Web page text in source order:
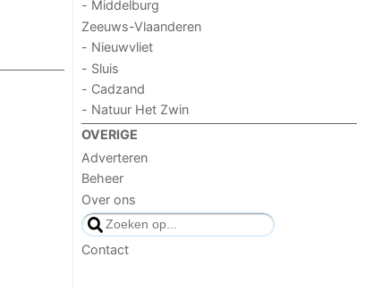
- Middelburg
Zeeuws-Vlaanderen
- Nieuwvliet
- Sluis
- Cadzand
- Natuur Het Zwin
OVERIGE
Adverteren
Beheer
Over ons
Contact